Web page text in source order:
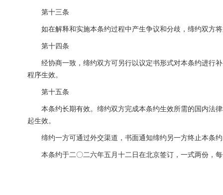
第十三条
如在解释和实施本条约过程中产生争议和分歧，缔约双方
第十四条
经协商一致，缔约双方可另行以议定书形式对本条约进行
程序生效。
第十五条
本条约长期有效。缔约双方完成本条约生效所需的国内法
起生效。
缔约一方可通过外交渠道，书面通知缔约另一方终止本条
本条约于二〇二六年五月十二日在北京签订，一式两份，